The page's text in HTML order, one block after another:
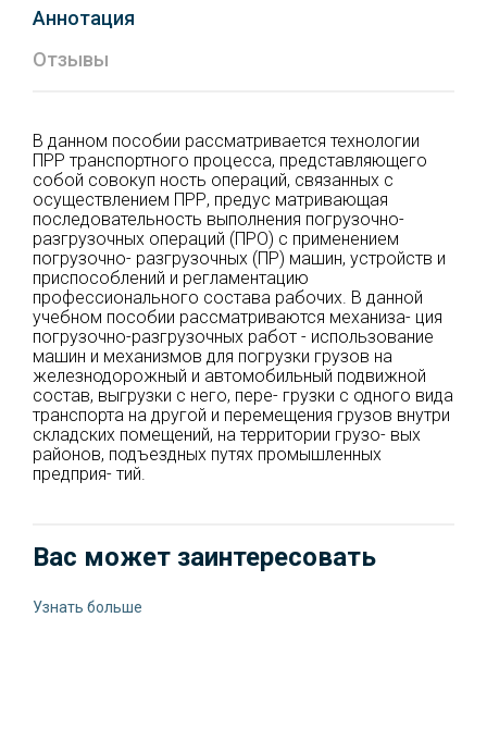
Аннотация
Отзывы
В данном пособии рассматривается технологии
ПРР транспортного процесса, представляющего
собой совокуп ность операций, связанных с
осуществлением ПРР, предус матривающая
последовательность выполнения погрузочно-
разгрузочных операций (ПРО) с применением
погрузочно- разгрузочных (ПР) машин, устройств и
приспособлений и регламентацию
профессионального состава рабочих. В данной
учебном пособии рассматриваются механиза- ция
погрузочно-разгрузочных работ - использование
машин и механизмов для погрузки грузов на
железнодорожный и автомобильный подвижной
состав, выгрузки с него, пере- грузки с одного вида
транспорта на другой и перемещения грузов внутри
складских помещений, на территории грузо- вых
районов, подъездных путях промышленных
предприя- тий.
Вас может заинтересовать
Узнать больше